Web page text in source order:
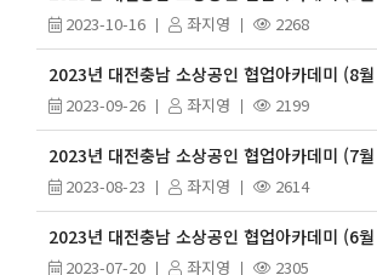
2023-10-16 좌지영 2268
2023년 대전충남 소상공인 협업아카데미 (8
2023-09-26 좌지영 2199
2023년 대전충남 소상공인 협업아카데미 (7
2023-08-23 좌지영 2614
2023년 대전충남 소상공인 협업아카데미 (6
2023-07-20 좌지영 2305